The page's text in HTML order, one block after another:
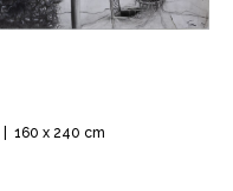
160 x 240 cm